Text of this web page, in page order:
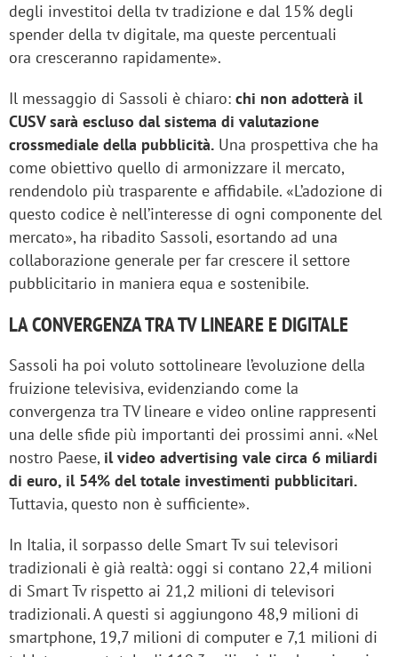
degli investitoi della tv tradizione e dal 15% degli
spender della tv digitale, ma queste percentuali
ora cresceranno rapidamente».
Il messaggio di Sassoli è chiaro: chi non adotterà il
CUSV sarà escluso dal sistema di valutazione
crossmediale della pubblicità. Una prospettiva che ha
come obiettivo quello di armonizzare il mercato,
rendendolo più trasparente e affidabile. «L’adozione di
questo codice è nell’interesse di ogni componente del
mercato», ha ribadito Sassoli, esortando ad una
collaborazione generale per far crescere il settore
pubblicitario in maniera equa e sostenibile.
LA CONVERGENZA TRA TV LINEARE E DIGITALE
Sassoli ha poi voluto sottolineare l’evoluzione della
fruizione televisiva, evidenziando come la
convergenza tra TV lineare e video online rappresenti
una delle sfide più importanti dei prossimi anni. «Nel
nostro Paese, il video advertising vale circa 6 miliardi
di euro, il 54% del totale investimenti pubblicitari.
Tuttavia, questo non è sufficiente».
In Italia, il sorpasso delle Smart Tv sui televisori
tradizionali è già realtà: oggi si contano 22,4 milioni
di Smart Tv rispetto ai 21,2 milioni di televisori
tradizionali. A questi si aggiungono 48,9 milioni di
smartphone, 19,7 milioni di computer e 7,1 milioni di